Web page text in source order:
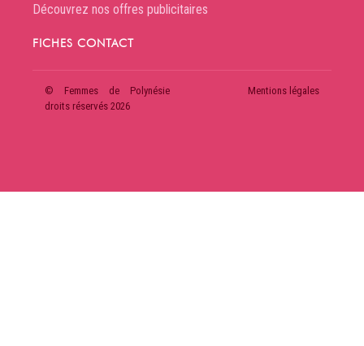
Découvrez nos offres publicitaires
FICHES CONTACT
© Femmes de Polynésie
droits réservés 2026
Mentions légales